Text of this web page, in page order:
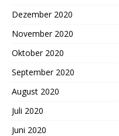
Dezember 2020
November 2020
Oktober 2020
September 2020
August 2020
Juli 2020
Juni 2020